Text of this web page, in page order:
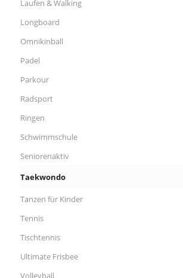
Laufen & Walking
Longboard
Omnikinball
Padel
Parkour
Radsport
Ringen
Schwimmschule
Seniorenaktiv
Taekwondo
Tanzen für Kinder
Tennis
Tischtennis
Ultimate Frisbee
Volleyball